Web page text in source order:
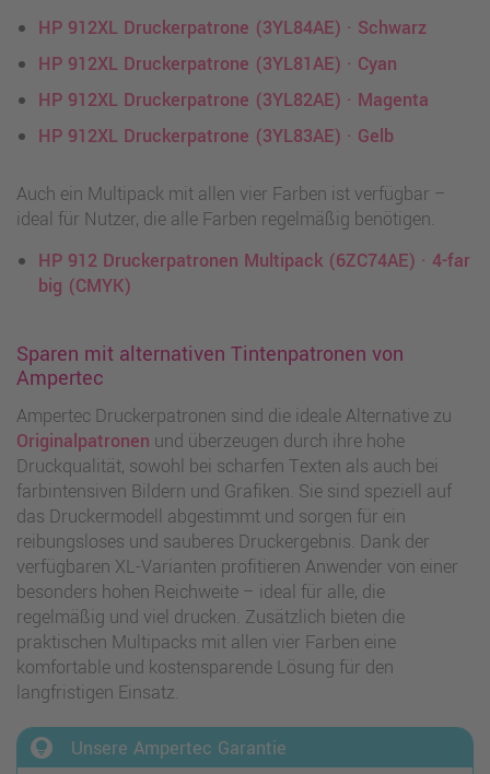
HP 912XL Druckerpatrone (3YL84AE) · Schwarz
HP 912XL Druckerpatrone (3YL81AE) · Cyan
HP 912XL Druckerpatrone (3YL82AE) · Magenta
HP 912XL Druckerpatrone (3YL83AE) · Gelb
Auch ein Multipack mit allen vier Farben ist verfügbar –
ideal für Nutzer, die alle Farben regelmäßig benötigen.
HP 912 Druckerpatronen Multipack (6ZC74AE) · 4-far
big (CMYK)
Sparen mit alternativen Tintenpatronen von
Ampertec
Ampertec Druckerpatronen sind die ideale Alternative zu
Originalpatronen und überzeugen durch ihre hohe
Druckqualität, sowohl bei scharfen Texten als auch bei
farbintensiven Bildern und Grafiken. Sie sind speziell auf
das Druckermodell abgestimmt und sorgen für ein
reibungsloses und sauberes Druckergebnis. Dank der
verfügbaren XL-Varianten profitieren Anwender von einer
besonders hohen Reichweite – ideal für alle, die
regelmäßig und viel drucken. Zusätzlich bieten die
praktischen Multipacks mit allen vier Farben eine
komfortable und kostensparende Lösung für den
langfristigen Einsatz.
lightbulb_circle Unsere Ampertec Garantie